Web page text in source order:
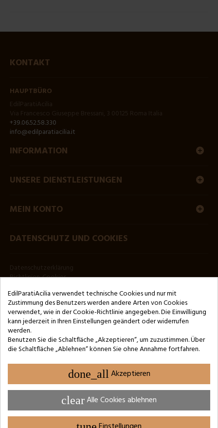
KONTAKT
HAUPTBÜRO
+39.06.52.58.330
info@edilparatiacilia.it
INFORMATION
UNSERE DIENSTLEISTUNGEN
MEIN KONTO
DATENSCHUTZ UND COOKIES
Richtlinien-Cookies
RUNDSCHREIBEN
Copyright © 2024 by 3Enne s.r.l.s. P.IVA/C.F.: 13466181008
REA-Registrierungsnummer: RM-1449325 - Handelsregister von Rom
Website Developed by M.Borzacchini - TestSide
EdilParatiAcilia verwendet technische Cookies und nur mit
Zustimmung des Benutzers werden andere Arten von Cookies
verwendet, wie in der Cookie-Richtlinie angegeben. Die Einwilligung
kann jederzeit in Ihren Einstellungen geändert oder widerrufen
werden.
Benutzen Sie die Schaltfläche „Akzeptieren“, um zuzustimmen. Über
die Schaltfläche „Ablehnen“ können Sie ohne Annahme fortfahren.
done_all Akzeptieren
clearAlle Cookies ablehnen